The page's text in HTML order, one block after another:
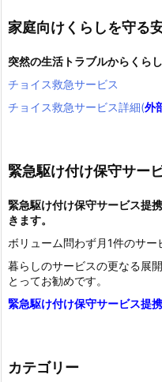
家庭向けくらしを守る
突然の生活トラブルからくら
チョイス救急サービス
チョイス救急サービス詳細(外
緊急駆け付け保守サー
緊急駆け付け保守サービス提
きます。
ボリューム問わず月1件のサー
暮らしのサービスの更なる展
とってお勧めです。
緊急駆け付け保守サービス提
カテゴリー